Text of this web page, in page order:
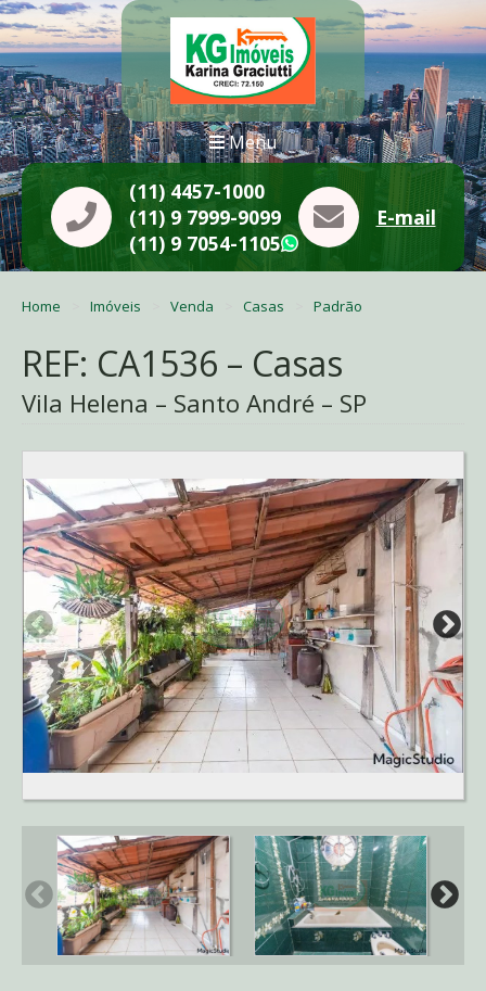
Menu
(11) 4457-1000
(11) 9 7999-9099
(11) 9 7054-1105
WhatsApp
E-mail
Home Imóveis Venda Casas Padrão
REF: CA1536 – Casas
Vila Helena – Santo André – SP